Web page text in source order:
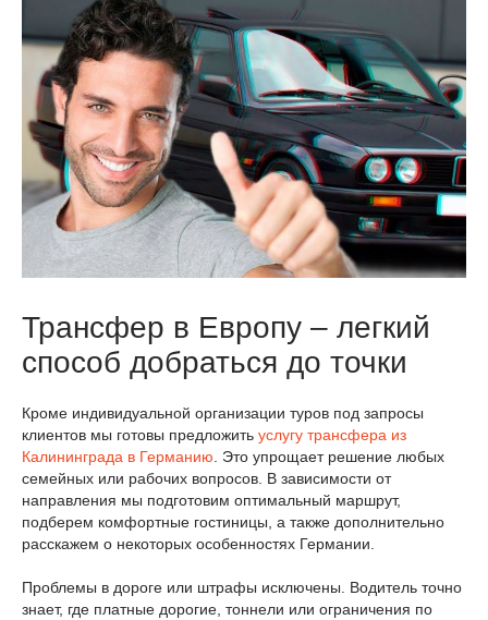
Трансфер в Европу – легкий
способ добраться до точки
Кроме индивидуальной организации туров под запросы
клиентов мы готовы предложить услугу трансфера из
Калининграда в Германию . Это упрощает решение любых
семейных или рабочих вопросов. В зависимости от
направления мы подготовим оптимальный маршрут,
подберем комфортные гостиницы, а также дополнительно
расскажем о некоторых особенностях Германии.
Проблемы в дороге или штрафы исключены. Водитель точно
знает, где платные дорогие, тоннели или ограничения по